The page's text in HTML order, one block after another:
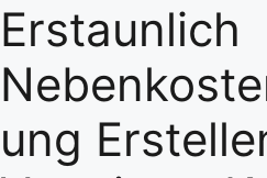
Erstaunlich
ung